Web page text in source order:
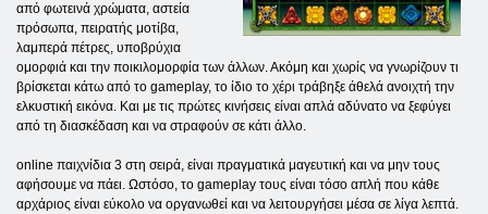
από φωτεινά χρώματα, αστεία
πρόσωπα, πειρατής μοτίβα,
λαμπερά πέτρες, υποβρύχια
ομορφιά και την ποικιλομορφία των άλλων. Ακόμη και χωρίς να γνωρίζουν τι
βρίσκεται κάτω από το gameplay, το ίδιο το χέρι τράβηξε άθελά ανοιχτή την
ελκυστική εικόνα. Και με τις πρώτες κινήσεις είναι απλά αδύνατο να ξεφύγει
από τη διασκέδαση και να στραφούν σε κάτι άλλο.
online παιχνίδια 3 στη σειρά, είναι πραγματικά μαγευτική και να μην τους
αφήσουμε να πάει. Ωστόσο, το gameplay τους είναι τόσο απλή που κάθε
αρχάριος είναι εύκολο να οργανωθεί και να λειτουργήσει μέσα σε λίγα λεπτά.